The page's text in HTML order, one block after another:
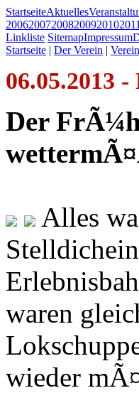
StartseiteAktuelles
200620072008200920102011
Linkliste SitemapImpressum
Startseite | Der Verein |
06.05.2013
Der
Alles
waren
wieder